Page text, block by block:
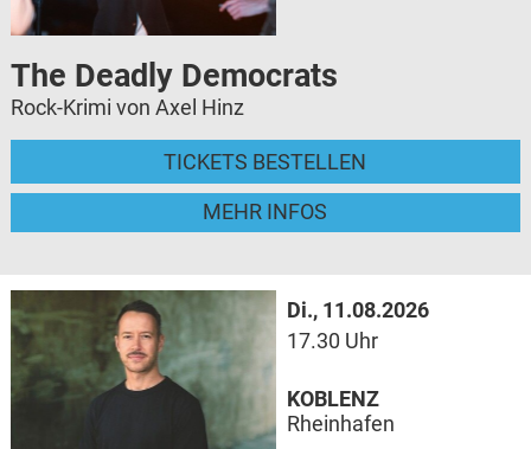
The Deadly Democrats
Rock-Krimi von Axel Hinz
TICKETS BESTELLEN
MEHR INFOS
Di., 11.08.2026
17.30 Uhr
KOBLENZ
Rheinhafen